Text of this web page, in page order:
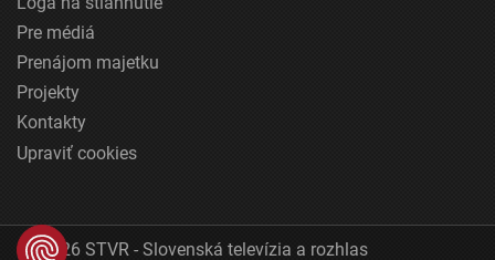
Pre médiá
Prenájom majetku
Projekty
Kontakty
Upraviť cookies
© 2026 STVR - Slovenská televízia a rozhlas